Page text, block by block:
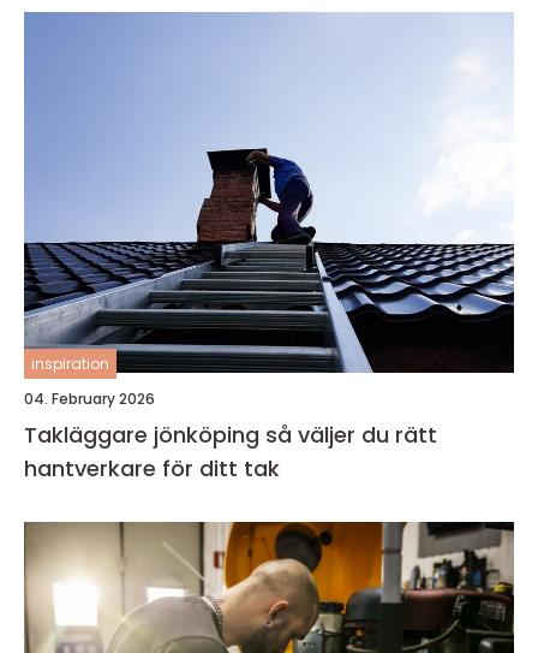
inspiration
04. February 2026
Takläggare jönköping så väljer du rätt
hantverkare för ditt tak